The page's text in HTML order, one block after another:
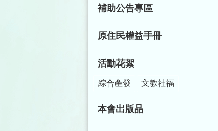
補助公告專區
原住民權益手冊
活動花絮
綜合產發 文教社福
本會出版品